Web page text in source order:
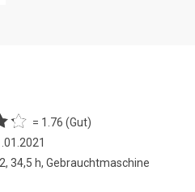
= 1.76 (Gut)
34,5 h, Gebrauchtmaschine